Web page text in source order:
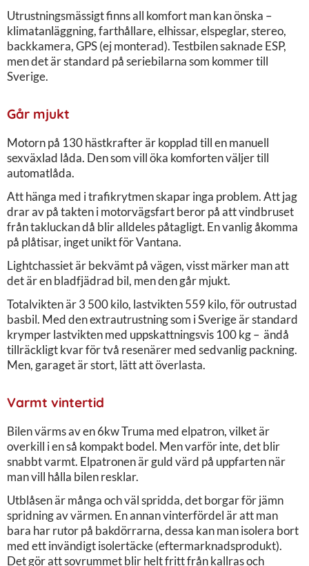
Utrustningsmässigt finns all komfort man kan önska –
klimatanläggning, farthållare, elhissar, elspeglar, stereo,
backkamera, GPS (ej monterad). Testbilen saknade ESP,
men det är standard på seriebilarna som kommer till
Sverige.
Går mjukt
Motorn på 130 hästkrafter är kopplad till en manuell
sexväxlad låda. Den som vill öka komforten väljer till
automatlåda.
Att hänga med i trafikrytmen skapar inga problem. Att jag
drar av på takten i motorvägsfart beror på att vindbruset
från takluckan då blir alldeles påtagligt. En vanlig åkomma
på plåtisar, inget unikt för Vantana.
Lightchassiet är bekvämt på vägen, visst märker man att
det är en bladfjädrad bil, men den går mjukt.
Totalvikten är 3 500 kilo, lastvikten 559 kilo, för outrustad
basbil. Med den extrautrustning som i Sverige är standard
krymper lastvikten med uppskattningsvis 100 kg – ändå
tillräckligt kvar för två resenärer med sedvanlig packning.
Men, garaget är stort, lätt att överlasta.
Varmt vintertid
Bilen värms av en 6kw Truma med elpatron, vilket är
overkill i en så kompakt bodel. Men varför inte, det blir
snabbt varmt. Elpatronen är guld värd på uppfarten när
man vill hålla bilen resklar.
Utblåsen är många och väl spridda, det borgar för jämn
spridning av värmen. En annan vinterfördel är att man
bara har rutor på bakdörrarna, dessa kan man isolera bort
med ett invändigt isolertäcke (eftermarknadsprodukt).
Det gör att sovrummet blir helt fritt från kallras och